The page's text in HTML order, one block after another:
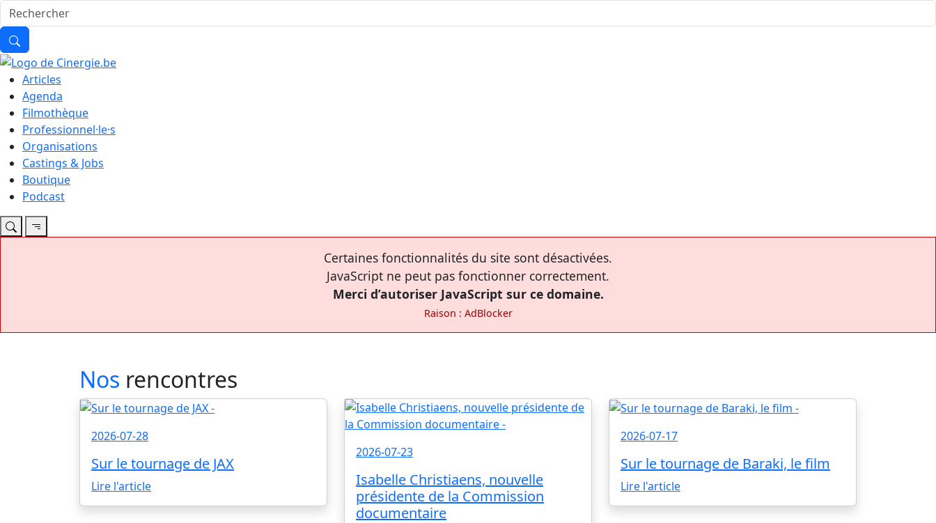
Articles
Agenda
Filmothèque
Professionnel·le·s
Organisations
Castings & Jobs
Boutique
Podcast
Certaines fonctionnalités du site sont désactivées.
JavaScript ne peut pas fonctionner correctement.
Merci d’autoriser JavaScript sur ce domaine.
Raison : AdBlocker
Nos rencontres
2026-07-28
Sur le tournage de JAX
Lire l'article
2026-07-23
Isabelle Christiaens, nouvelle
présidente de la Commission
documentaire
2026-07-17
Sur le tournage de Baraki, le film
Lire l'article